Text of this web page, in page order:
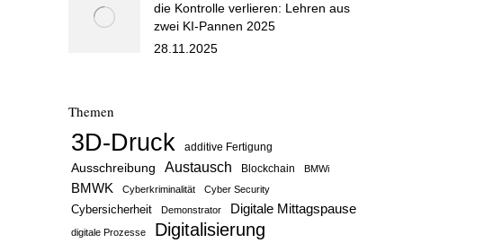
die Kontrolle verlieren: Lehren aus
zwei KI-Pannen 2025
28.11.2025
Themen
3D-Druck additive Fertigung
Ausschreibung Austausch Blockchain BMWi
BMWK Cyberkriminalität Cyber Security
Cybersicherheit Demonstrator Digitale Mittagspause
digitale Prozesse Digitalisierung